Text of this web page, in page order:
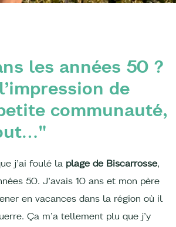
les années 50 ?
de
communauté,
j’ai foulé la plage de Biscarrosse,
50. J’avais 10 ans et mon père
en vacances dans la région où il
Ça m’a tellement plu que j’y